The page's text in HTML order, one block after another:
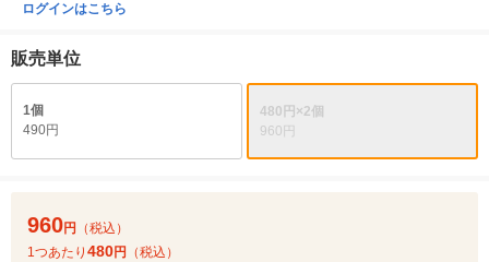
ログインはこちら
販売単位
1個
490円
480円×2個
960円
960円
（税込）
1つあたり 480円 （税込）